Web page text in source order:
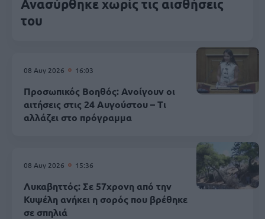
Ανασύρθηκε χωρίς τις αισθήσεις
του
08 Αυγ 2026 16:03
Προσωπικός Βοηθός: Ανοίγουν οι
αιτήσεις στις 24 Αυγούστου – Τι
αλλάζει στο πρόγραμμα
08 Αυγ 2026 15:36
Λυκαβηττός: Σε 57χρονη από την
Κυψέλη ανήκει η σορός που βρέθηκε
σε σπηλιά